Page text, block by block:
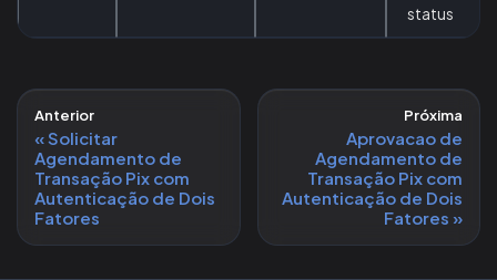
status
Anterior
Solicitar
Agendamento de
Transação Pix com
Autenticação de Dois
Fatores
Próxima
Aprovacao de
Agendamento de
Transação Pix com
Autenticação de Dois
Fatores